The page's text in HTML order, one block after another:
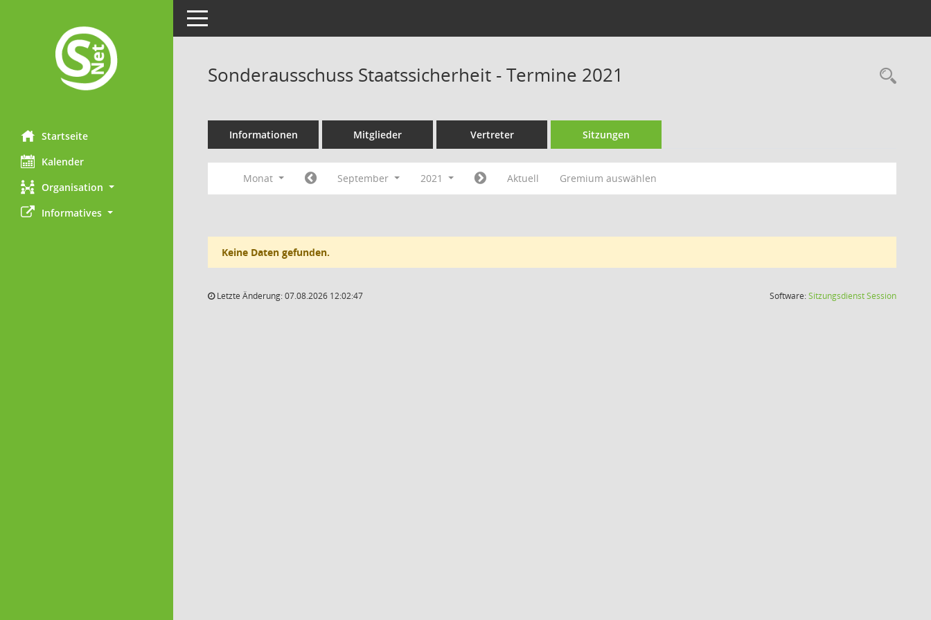
Startseite
Kalender
Organisation
Informatives
Toggle navigation
Sonderausschuss Staatssicherheit - Termine 2021
Informationen Mitglieder Vertreter Sitzungen
Monat September 2021 Aktuell Gremium auswählen
Keine Daten gefunden.
Letzte Änderung: 07.08.2026 12:02:47 Software:SitzungsdienstSession(Wird in